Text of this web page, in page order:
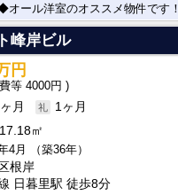
ール洋室のオススメ物件です！
峰岸ビル
円
4000円
月
1ヶ月
17.18㎡
4月
（築36年）
根岸
日暮里駅 徒歩8分